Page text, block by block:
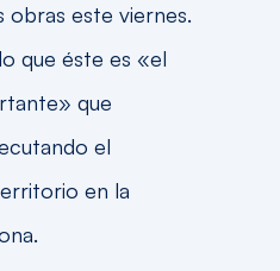
obras este viernes.
que éste es «el
que
el
en la